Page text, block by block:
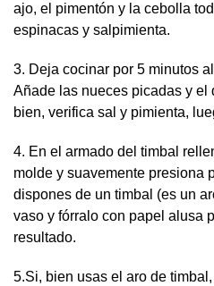
ajo, el pimentón y la cebolla
espinacas y salpimienta.
3. Deja cocinar por 5 minutos
Añade las nueces picadas y el
bien, verifica sal y pimienta,
4. En el armado del timbal
molde y suavemente presiona
dispones de un timbal (es un
vaso y fórralo con papel alusa
resultado.
5.Si, bien usas el aro de